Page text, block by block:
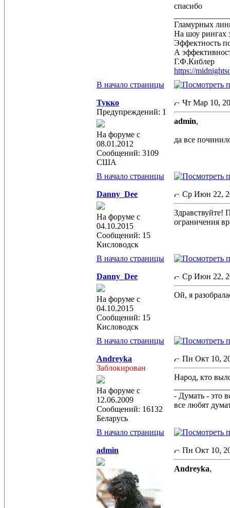
спасибо
Гламурных
На шоу рингах
Эффектность
А
Г.Ф.Киблер
https://
В начало страницы
Тукко
Предупреждений: 1
На форуме с
08.01.2012
Сообщений: 3109
США
Чт Мар 10,
admin,
да все
В начало страницы
Danny_Dee
На форуме с
04.10.2015
Сообщений: 15
Кисловодск
Ср Июн 22,
Здравствуйте!
ограничения
В начало страницы
Danny_Dee
На форуме с
04.10.2015
Сообщений: 15
Кисловодск
Ср Июн 22,
Ой, я
В начало страницы
Andreyka
Заблокирован
На форуме с
12.06.2009
Сообщений: 16132
Беларусь
Пн Окт 10,
Народ, кто
- Думать - это
все любят
В начало страницы
admin Пн Окт 10,
Andreyka,